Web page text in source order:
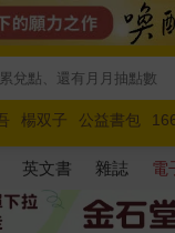
楊双子 公益書包
邊攤新作 馬斯克 玩具
英文書 雜誌 電